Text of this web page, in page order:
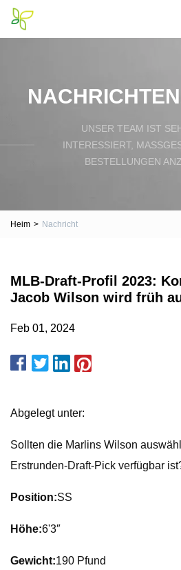
UNSER TEAM IST
INTERESSIERT,
ESTELLUNGEN
Heim > Nachricht
MLB-Draft-Profil 2023:
Jacob Wilson wird früh
Feb 01, 2024
Abgelegt unter:
Sollten die Marlins Wilson
Erstrunden-Draft-Pick verfügbar
Position:SS
Höhe:6'3″
Gewicht:190 Pfund